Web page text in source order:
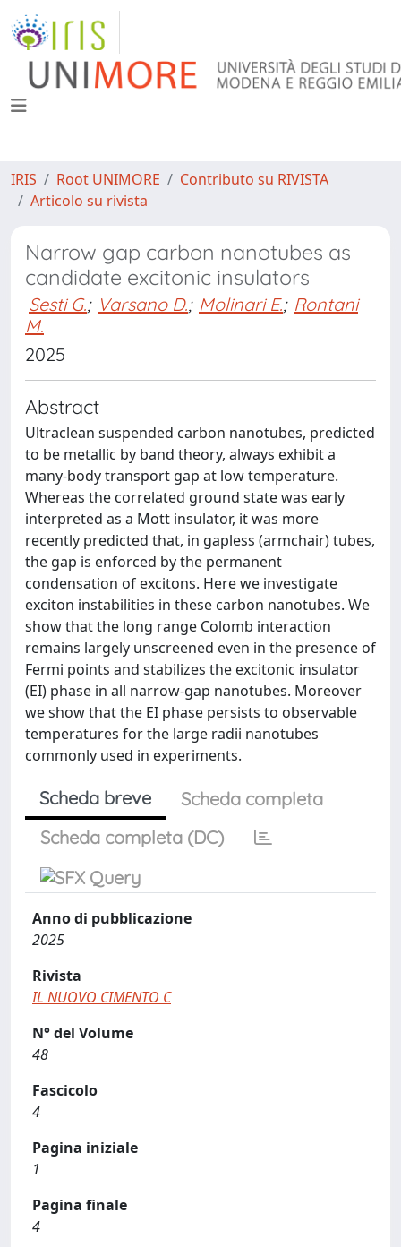
IRIS Root UNIMORE
Contributo su RIVISTA
Articolo su rivista
Narrow gap carbon nanotubes as
candidate excitonic insulators
Sesti G.; Varsano D.; Molinari E.; Rontani
M.
2025
Abstract
Ultraclean suspended carbon nanotubes, predicted
to be metallic by band theory, always exhibit a
many-body transport gap at low temperature.
Whereas the correlated ground state was early
interpreted as a Mott insulator, it was more
recently predicted that, in gapless (armchair) tubes,
the gap is enforced by the permanent
condensation of excitons. Here we investigate
exciton instabilities in these carbon nanotubes. We
show that the long range Colomb interaction
remains largely unscreened even in the presence of
Fermi points and stabilizes the excitonic insulator
(EI) phase in all narrow-gap nanotubes. Moreover
we show that the EI phase persists to observable
temperatures for the large radii nanotubes
commonly used in experiments.
Scheda breve
Scheda completa
Scheda completa (DC)
Anno di pubblicazione
2025
Rivista
IL NUOVO CIMENTO C
N° del Volume
48
Fascicolo
4
Pagina iniziale
1
Pagina finale
4